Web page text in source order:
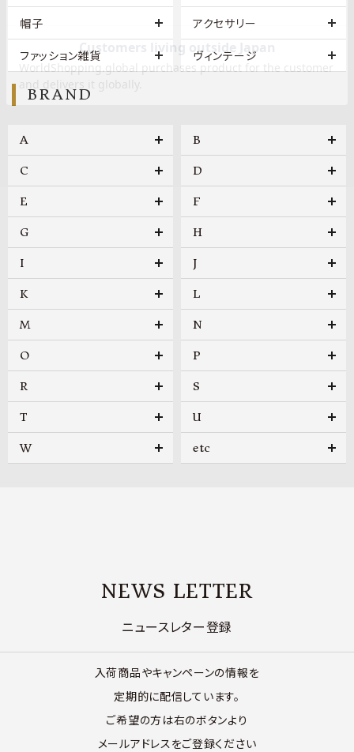
帽子 アクセサリー
ファッション雑貨 ヴィンテージ
BRAND
A B
C D
E F
G H
I J
K L
M N
O P
R S
T U
W etc
NEWS LETTER
ニュースレター登録
入荷商品やキャンペーンの情報を
定期的に配信しています。
ご希望の方は右のボタンより
メールアドレスをご登録ください